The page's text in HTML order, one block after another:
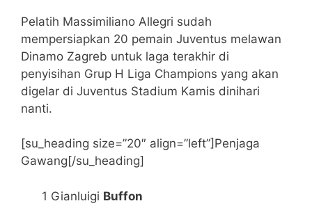
Pelatih Massimiliano Allegri sudah
mempersiapkan 20 pemain Juventus melawan
Dinamo Zagreb untuk laga terakhir di
penyisihan Grup H Liga Champions yang akan
digelar di Juventus Stadium Kamis dinihari
nanti.
[su_heading size=”20″ align=”left”]Penjaga
Gawang[/su_heading]
1 Gianluigi Buffon